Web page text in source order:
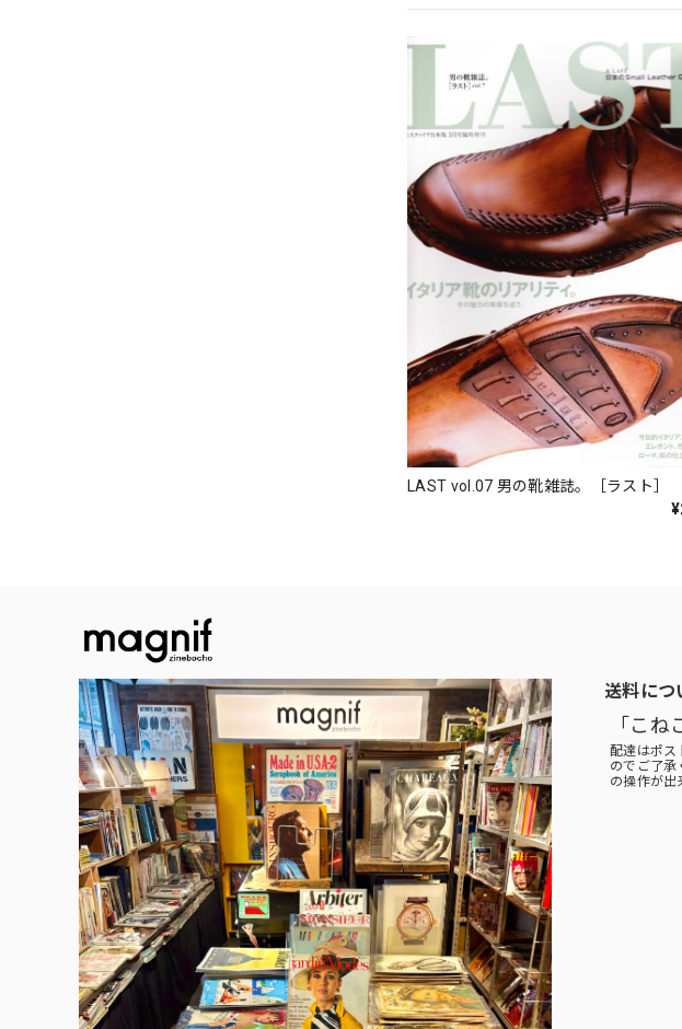
LAST vol.07 男の靴雑誌。［ラスト］
送料につ
「こ
配達はポス
のでご了承
の操作が出